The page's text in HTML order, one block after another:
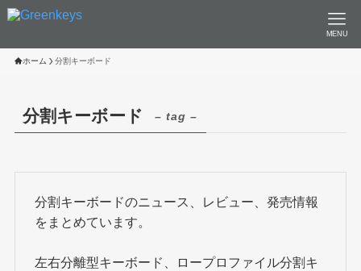
MENU
ホーム 分割キーボード
分割キーボード – tag –
分割キーボードのニュース、レビュー、発売情報
をまとめています。
左右分離型キーボード、ロープロファイル分割キ